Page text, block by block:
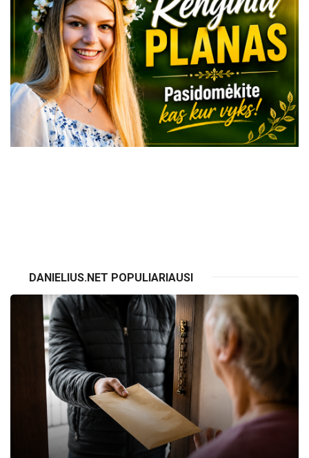
DANIELIUS.NET POPULIARIAUSI